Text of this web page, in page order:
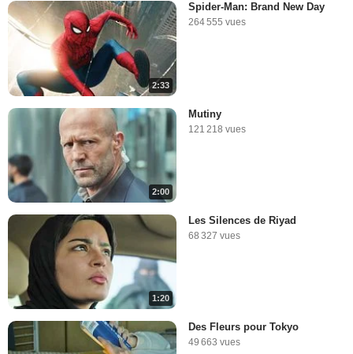
2:33
Spider-Man: Brand New Day
264 555 vues
2:00
Mutiny
121 218 vues
1:20
Les Silences de Riyad
68 327 vues
Des Fleurs pour Tokyo
49 663 vues